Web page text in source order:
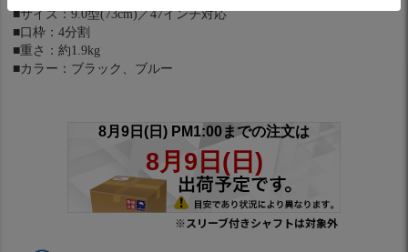
■サイズ：9.0型(73cm)／47インチ対応
■口枠：4分割
■重さ：約1.9kg
■カラー：ブラック、ブルー
※スリーブ付きシャフトは対象外